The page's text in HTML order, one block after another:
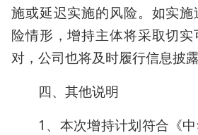
施或延迟实施的风险。如实
险情形，增持主体将采取切
对，公司也将及时履行信息披露
四、其他说明
1、本次增持计划符合《